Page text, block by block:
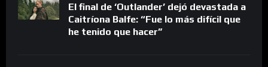
El final de ‘Outlander’ dejó devastada a
Caitríona Balfe: “Fue lo más difícil que
he tenido que hacer”